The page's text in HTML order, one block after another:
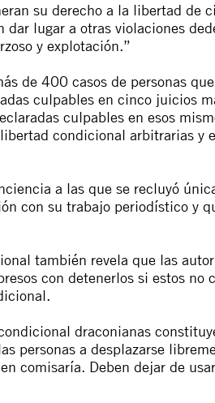
su derecho a la libertad de
dar lugar a otras violaciones de
y explotación.”
de 400 casos de personas
culpables en cinco juicios
claradas culpables en esos
libertad condicional arbitrarias y
ciencia a las que se recluyó
con su trabajo periodístico y
también revela que las a
con detenerlos si estos no
.
dicional draconianas con
personas a desplazarse
comisaría. Deben dejar de